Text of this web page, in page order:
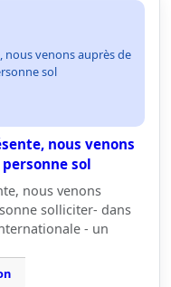
nous venons auprès de
sol
nous venons
sol
nous venons
solliciter- dans
- un